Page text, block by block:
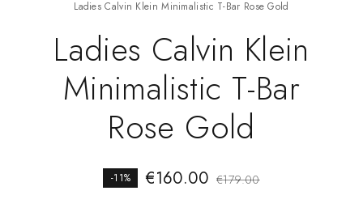
Ladies Calvin Klein Minimalistic T-Bar Rose Gold
Ladies Calvin Klein
Minimalistic T-Bar
Rose Gold
-11% €179.00
€160.00